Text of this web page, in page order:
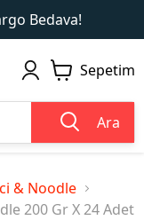
Bedava!
Sepetim
Ara
& Noodle
200 Gr X 24 Adet